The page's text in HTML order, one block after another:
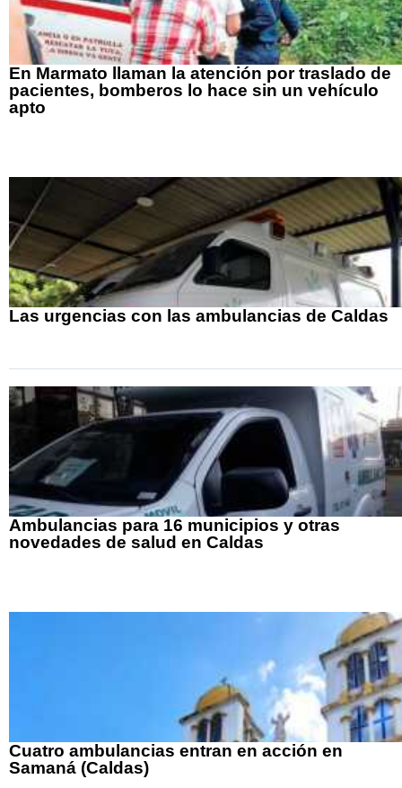
En Marmato llaman la atención por traslado de
pacientes, bomberos lo hace sin un vehículo
apto
Las urgencias con las ambulancias de Caldas
Ambulancias para 16 municipios y otras
novedades de salud en Caldas
Cuatro ambulancias entran en acción en
Samaná (Caldas)